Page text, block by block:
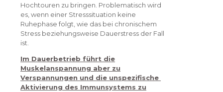
Hochtouren zu bringen. Problematisch wird
es, wenn einer Stresssituation keine
Ruhephase folgt, wie das bei chronischem
Stress beziehungsweise Dauerstress der Fall
ist.
Im Dauerbetrieb führt die
Muskelanspannung aber zu
Verspannungen und die unspezifische
Aktivierung des Immunsystems zu